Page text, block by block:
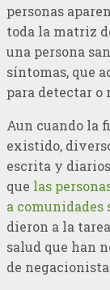
personas
toda la matriz
una persona
síntomas, que
para detectar o
Aun cuando la
existido,
escrita y
que las
a comunidades
dieron a la
salud que han
de